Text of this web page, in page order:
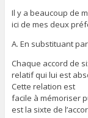
Il y a beaucoup de
ici de mes deux
A. En substituant
Chaque accord de
relatif qui lui est
Cette relation est
facile à mémoriser
est la sixte de